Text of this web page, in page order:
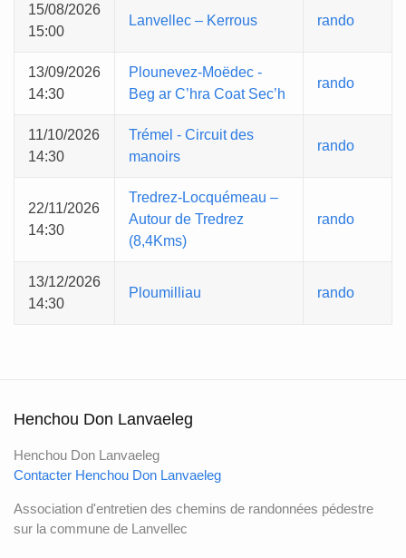
15/08/2026
15:00
Lanvellec – Kerrous rando
13/09/2026
14:30
Plounevez-Moëdec -
Beg ar C’hra Coat Sec’h
rando
11/10/2026
14:30
Trémel - Circuit des
manoirs
rando
22/11/2026
14:30
Tredrez-Locquémeau –
Autour de Tredrez
(8,4Kms)
rando
13/12/2026
14:30
Ploumilliau rando
Henchou Don Lanvaeleg
Henchou Don Lanvaeleg
Contacter Henchou Don Lanvaeleg
Association d'entretien des chemins de randonnées pédestre
sur la commune de Lanvellec